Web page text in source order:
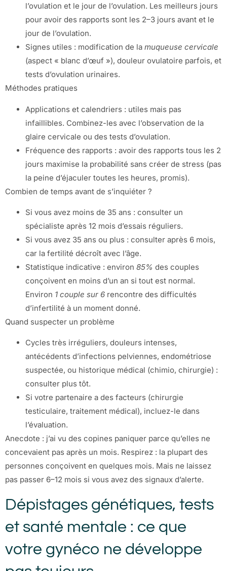
l’ovulation et le jour de l’ovulation. Les meilleurs jours
pour avoir des rapports sont les 2–3 jours avant et le
jour de l’ovulation.
Signes utiles : modification de la muqueuse cervicale
(aspect « blanc d’œuf »), douleur ovulatoire parfois, et
tests d’ovulation urinaires.
Méthodes pratiques
Applications et calendriers : utiles mais pas
infaillibles. Combinez-les avec l’observation de la
glaire cervicale ou des tests d’ovulation.
Fréquence des rapports : avoir des rapports tous les 2
jours maximise la probabilité sans créer de stress (pas
la peine d’éjaculer toutes les heures, promis).
Combien de temps avant de s’inquiéter ?
Si vous avez moins de 35 ans : consulter un
spécialiste après 12 mois d’essais réguliers.
Si vous avez 35 ans ou plus : consulter après 6 mois,
car la fertilité décroît avec l’âge.
Statistique indicative : environ 85% des couples
conçoivent en moins d’un an si tout est normal.
Environ 1 couple sur 6 rencontre des difficultés
d’infertilité à un moment donné.
Quand suspecter un problème
Cycles très irréguliers, douleurs intenses,
antécédents d’infections pelviennes, endométriose
suspectée, ou historique médical (chimio, chirurgie) :
consulter plus tôt.
Si votre partenaire a des facteurs (chirurgie
testiculaire, traitement médical), incluez-le dans
l’évaluation.
Anecdote : j’ai vu des copines paniquer parce qu’elles ne
concevaient pas après un mois. Respirez : la plupart des
personnes conçoivent en quelques mois. Mais ne laissez
pas passer 6–12 mois si vous avez des signaux d’alerte.
Dépistages génétiques, tests
et santé mentale : ce que
votre gynéco ne développe